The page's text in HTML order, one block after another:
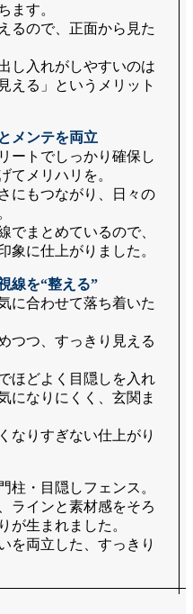
ます。
るので、正面から見た
し入れがしやすいのは
える」というメリット
メンテを両立
ートでしっかり確保し
てメリハリを。
にもつながり、日々の
でまとめているので、
象に仕上がりました。
線を“整える”
に合わせて落ち着いた
つつ、すっきり見える
ほどよく目隠しを入れ
になりにくく、玄関ま
なりすぎない仕上がり
柱・目隠しフェンス。
ラインと素材感をそろ
が生まれました。
を両立した、すっきり